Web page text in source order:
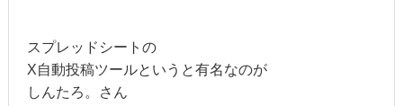
スプレッドシートの
X自動投稿ツールというと有名なのが
しんたろ。さん